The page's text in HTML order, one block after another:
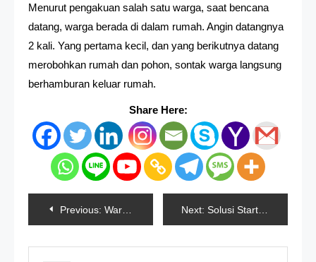
Menurut pengakuan salah satu warga, saat bencana
datang, warga berada di dalam rumah. Angin datangnya
2 kali. Yang pertama kecil, dan yang berikutnya datang
merobohkan rumah dan pohon, sontak warga langsung
berhamburan keluar rumah.
Share Here:
Navigasi
pos
Previous: Warga 3 Desa Di Aceh Barat Positif Covid-19 Next: Solusi Startup Repair Pada Tampilan Komputer